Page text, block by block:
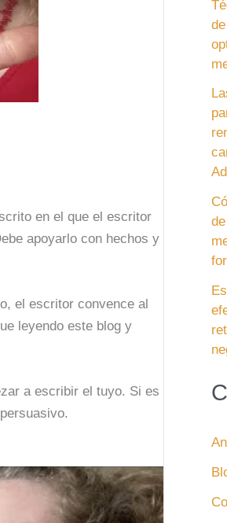
en el que el escritor
apoyarlo con hechos y
el escritor convence al
leyendo este blog y
a escribir el tuyo. Si es